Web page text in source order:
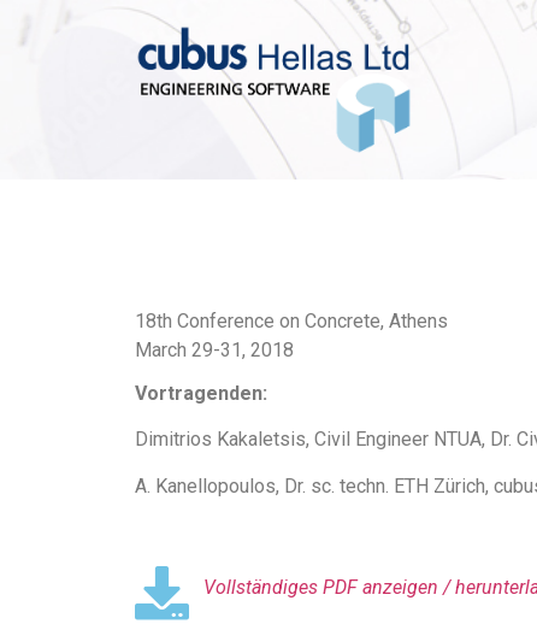
18th Conference on Concrete, Athens
March 29-31, 2018
Vortragenden:
Dimitrios Kakaletsis, Civil Engineer NTUA, Dr.
A. Kanellopoulos, Dr. sc. techn. ETH Zürich,
Vollständiges PDF anzeigen /